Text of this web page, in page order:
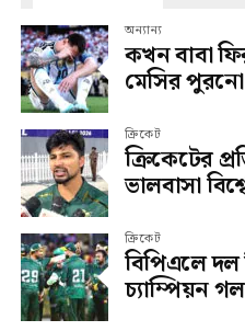
অন্যান্য
কখন বাবা
মেসির
ক্রিকেট
ক্রিকেটের
ভালবাসা
ক্রিকেট
বিপিএলে
চ্যাম্পিয়ন